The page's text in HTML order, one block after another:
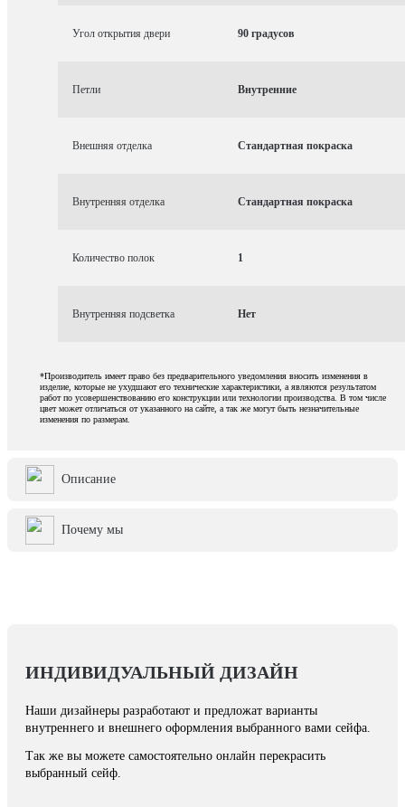
Угол открытия двери 90 градусов
Петли Внутренние
Внешняя отделка Стандартная покраска
Внутренняя отделка Стандартная покраска
Количество полок 1
Внутренняя подсветка Нет
*Производитель имеет право без предварительного уведомления вносить изменения в
изделие, которые не ухудшают его технические характеристики, а являются результатом
работ по усовершенствованию его конструкции или технологии производства. В том числе
цвет может отличаться от указанного на сайте, а так же могут быть незначительные
изменения по размерам.
Описание
Почему мы
ИНДИВИДУАЛЬНЫЙ ДИЗАЙН
Наши дизайнеры разработают и предложат варианты
внутреннего и внешнего оформления выбранного вами сейфа.
Так же вы можете самостоятельно онлайн перекрасить
выбранный сейф.